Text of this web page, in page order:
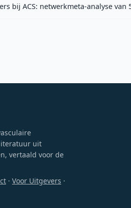
bij ACS: netwerkmeta-analyse van
uit
vertaald voor de
· Voor Uitgevers ·